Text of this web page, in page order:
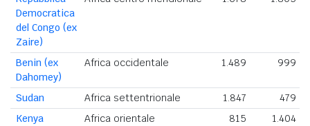
Democratica
del Congo (ex
Zaire)
Benin (ex
Dahomey)
Africa occidentale 1.489 999
Sudan Africa settentrionale 1.847
479
Kenya
Africa orientale 815
1.404